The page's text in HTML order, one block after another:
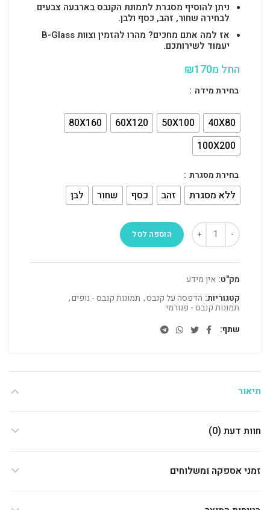
ניתן להוסיף מסגרת לתמונת הקנבס בארבעה צבעים
לבחירה שחור, זהב, כסף ולבן.
אז למה אתם מחכים? מהרו להזמין וצוות B-Glass
יעמוד לשירותכם.
החל מ ₪170
בחירת מידה
40X80
50X100
60X120
80X160
100X200
בחירת מסגרת
ללא מסגרת זהב כסף שחור לבן
הוספה לסל
מק"ט: אין מידע
קטגוריות: הדפסה על קנבס, תמונות קנבס - נופים,
תמונות קנבס - פנורמי
שתף
תיאור
חוות דעת (0)
זמני אספקה ומשלוחים